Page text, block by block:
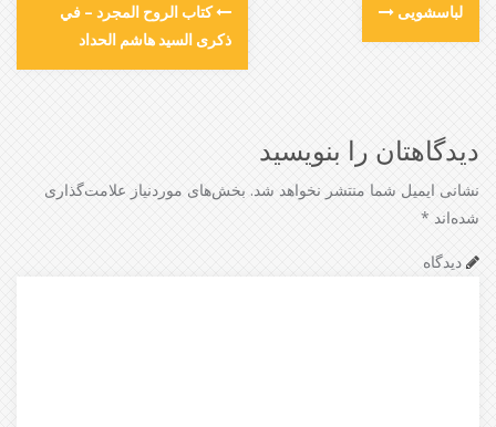
كتاب الروح المجرد – في
ذكرى السيد هاشم الحداد
لباسشویی
دیدگاهتان را بنویسید
نشانی ایمیل شما منتشر نخواهد شد. بخش‌های موردنیاز علامت‌گذاری
شده‌اند *
دیدگاه